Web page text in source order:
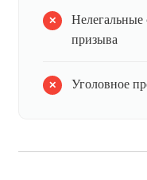
Нелегальные
призыва
Уголовное